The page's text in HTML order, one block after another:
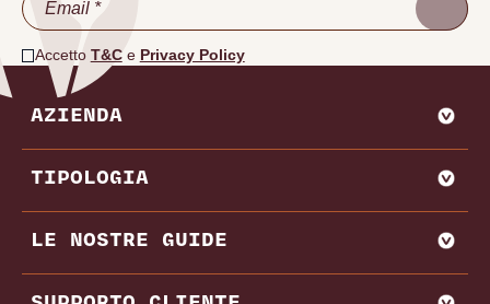
Accetto T&Ce Privacy Policy
AZIENDA
CHI SIAMO
VADEMECUM VINODOO
ENOWEB
VENDI CON NOI
TIPOLOGIA
AGLIANICO
AMARONE
BAROLO
LE NOSTRE GUIDE
MIGLIORI PRODUTTORI E CANTINE ITALIA